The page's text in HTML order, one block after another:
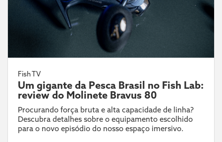
Fish TV
Um gigante da Pesca Brasil no Fish Lab:
review do Molinete Bravus 80
Procurando força bruta e alta capacidade de linha?
Descubra detalhes sobre o equipamento escolhido
para o novo episódio do nosso espaço imersivo.